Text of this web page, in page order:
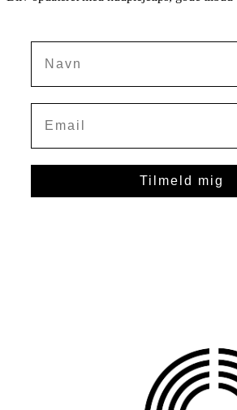
Tilmeld mig